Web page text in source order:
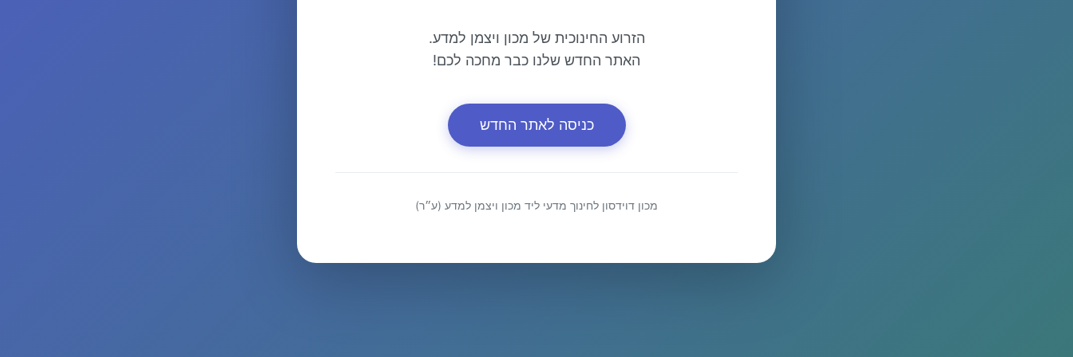
הזרוע החינוכית של מכון ויצמן למדע.
האתר החדש שלנו כבר מחכה לכם!
כניסה לאתר החדש
מכון דוידסון לחינוך מדעי ליד מכון ויצמן למדע (ע״ר)